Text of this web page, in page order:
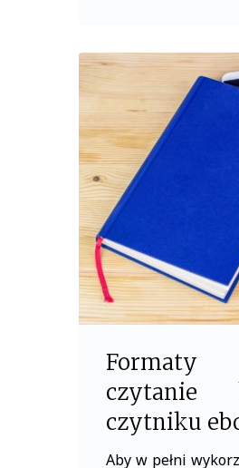
b
o
k
t
czytanie
czytniku
Aby w pełni